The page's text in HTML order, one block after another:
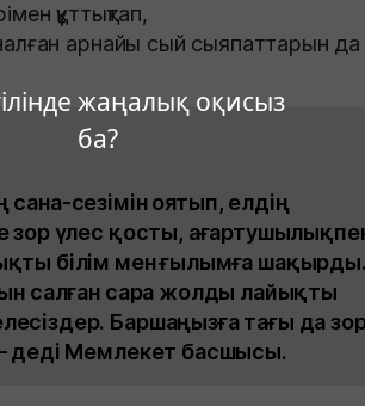
жаңалық оқисыз
ба?
құттықтап,
арнайы сый сыяпаттарын да
сезімін оятып, елдің
зор үлес қосты,
білім мен ғылымға
салған сара жолды лайықты
Баршаңызға тағы да
деді Мемлекет басшысы.